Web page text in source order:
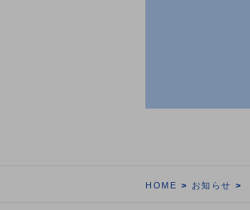
HOME お知らせ